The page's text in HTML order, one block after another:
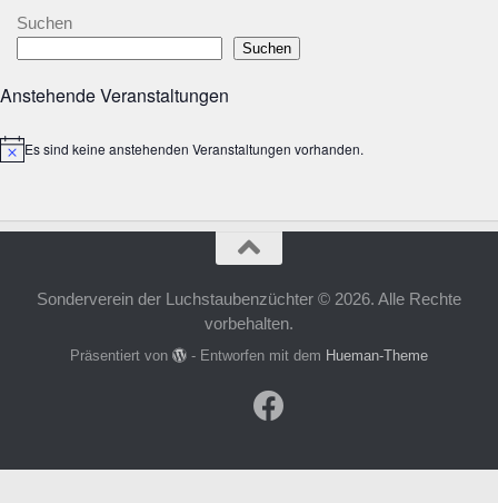
Suchen
Suchen
Anstehende Veranstaltungen
HinweisEs sind keine anstehenden Veranstaltungen vorhanden.
Sonderverein der Luchstaubenzüchter © 2026. Alle Rechte
vorbehalten.
Präsentiert von - Entworfen mit dem Hueman-Theme